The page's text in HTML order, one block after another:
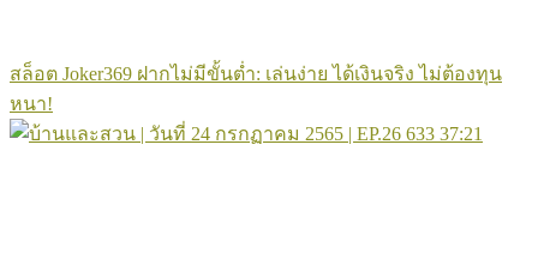
สล็อต Joker369 ฝากไม่มีขั้นต่ำ: เล่นง่าย ได้เงินจริง ไม่ต้องทุน
หนา!
633 37:21